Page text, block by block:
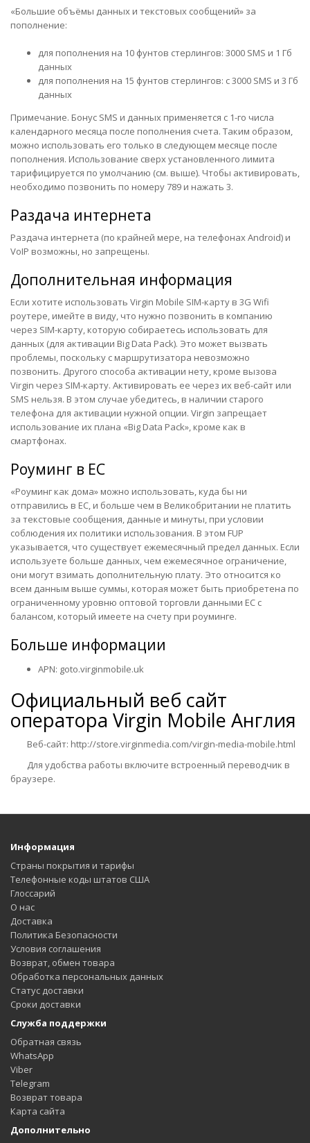
«Большие объёмы данных и текстовых сообщений» за
пополнение:
для пополнения на 10 фунтов стерлингов: 3000 SMS и 1 Гб
данных
для пополнения на 15 фунтов стерлингов: с 3000 SMS и 3 Гб
данных
Примечание. Бонус SMS и данных применяется с 1-го числа
календарного месяца после пополнения счета. Таким образом,
можно использовать его только в следующем месяце после
пополнения. Использование сверх установленного лимита
тарифицируется по умолчанию (см. выше). Чтобы активировать,
необходимо позвонить по номеру 789 и нажать 3.
Раздача интернета
Раздача интернета (по крайней мере, на телефонах Android) и
VoIP возможны, но запрещены.
Дополнительная информация
Если хотите использовать Virgin Mobile SIM-карту в 3G Wifi
роутере, имейте в виду, что нужно позвонить в компанию
через SIM-карту, которую собираетесь использовать для
данных (для активации Big Data Pack). Это может вызвать
проблемы, поскольку с маршрутизатора невозможно
позвонить. Другого способа активации нету, кроме вызова
Virgin через SIM-карту. Активировать ее через их веб-сайт или
SMS нельзя. В этом случае убедитесь, в наличии старого
телефона для активации нужной опции. Virgin запрещает
использование их плана «Big Data Pack», кроме как в
смартфонах.
Роуминг в ЕС
«Роуминг как дома» можно использовать, куда бы ни
отправились в ЕС, и больше чем в Великобритании не платить
за текстовые сообщения, данные и минуты, при условии
соблюдения их политики использования. В этом FUP
указывается, что существует ежемесячный предел данных. Если
используете больше данных, чем ежемесячное ограничение,
они могут взимать дополнительную плату. Это относится ко
всем данным выше суммы, которая может быть приобретена по
ограниченному уровню оптовой торговли данными ЕС с
балансом, который имеете на счету при роуминге.
Больше информации
APN: goto.virginmobile.uk
Официальный веб сайт
оператора Virgin Mobile Англия
Веб-сайт: http://store.virginmedia.com/virgin-media-mobile.html
Для удобства работы включите встроенный переводчик в
браузере.
Информация
Страны покрытия и тарифы
Телефонные коды штатов США
Глоссарий
О нас
Доставка
Политика Безопасности
Условия соглашения
Возврат, обмен товара
Обработка персональных данных
Статус доставки
Сроки доставки
Служба поддержки
Обратная связь
WhatsApp
Viber
Telegram
Возврат товара
Карта сайта
Дополнительно